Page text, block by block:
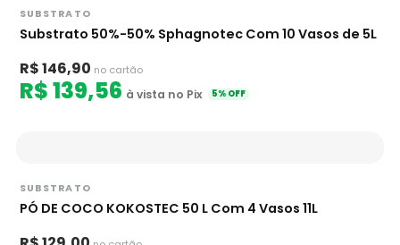
SUBSTRATO
Substrato 50%-50% Sphagnotec Com 10 Vasos de 5L
R$ 146,90 no cartão
R$ 139,56 à vista no Pix 5% OFF
SUBSTRATO
PÓ DE COCO KOKOSTEC 50 L Com 4 Vasos 11L